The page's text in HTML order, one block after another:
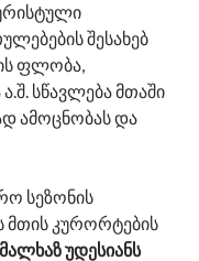
შესახებ
ფლობა,
სწავლება მთაში
ამოცნობას და
სეზონის
მთის კურორტების
მალხაზ უდესიანს